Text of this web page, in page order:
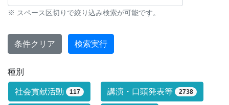
※ スペース区切りで絞り込み検索が可能です。
条件クリア 検索実行
種別
研究業績タイプによる絞り込み条件で
社会貢献活動 117 講演・口頭発表等 2738